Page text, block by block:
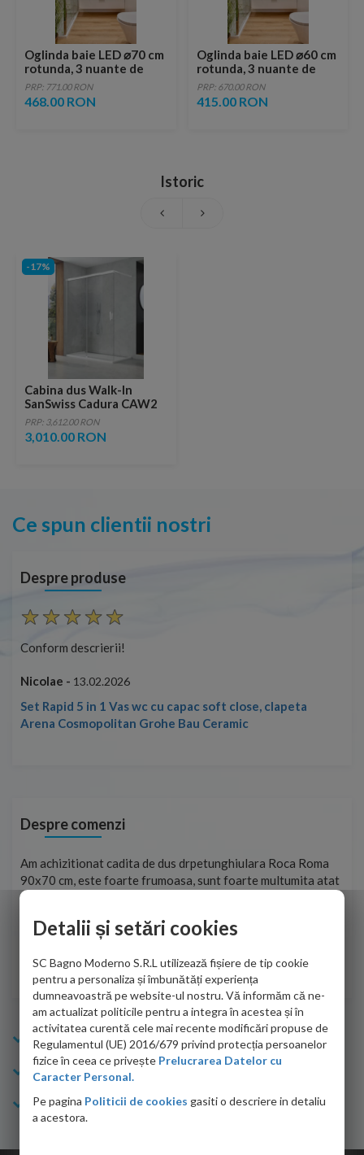
Oglinda baie LED ⌀70 cm
rotunda, 3 nuante de
lumina, dezaburire si
touch control
PRP: 771.00 RON
468.00 RON
Oglinda baie LED ⌀60 cm
rotunda, 3 nuante de
lumina, dezaburire si
touch control
PRP: 670.00 RON
415.00 RON
Istoric
-17%
Cabina dus Walk-In
SanSwiss Cadura CAW2
cu usa culisanta 180 x
H200 cm
PRP: 3,612.00 RON
3,010.00 RON
Ce spun clientii nostri
Despre produse
Conform descrierii!
Nicolae - 13.02.2026
Set Rapid 5 in 1 Vas wc cu capac soft close, clapeta
Arena Cosmopolitan Grohe Bau Ceramic
Despre comenzi
Am achizitionat cadita de dus drpetunghiulara Roca Roma
90x70 cm, este foarte frumoasa, sunt foarte multumita atat
de personalul firmei dvs. cu care am colaborat in obtinerea
adus coletul in siguranta.Numai bine, va doresc!
Sofrone Viviana -28.07.2026
Info Bagno
Cumparaturi
Suport clienti
Detalii și setări cookies
SC Bagno Moderno S.R.L utilizează fișiere de tip cookie
pentru a personaliza și îmbunătăți experiența
dumneavoastră pe website-ul nostru. Vă informăm că ne-
am actualizat politicile pentru a integra în acestea și în
activitatea curentă cele mai recente modificări propuse de
Regulamentul (UE) 2016/679 privind protecția persoanelor
fizice în ceea ce privește Prelucrarea Datelor cu
Caracter Personal.
Pe pagina Politicii de cookies gasiti o descriere in detaliu
a acestora.